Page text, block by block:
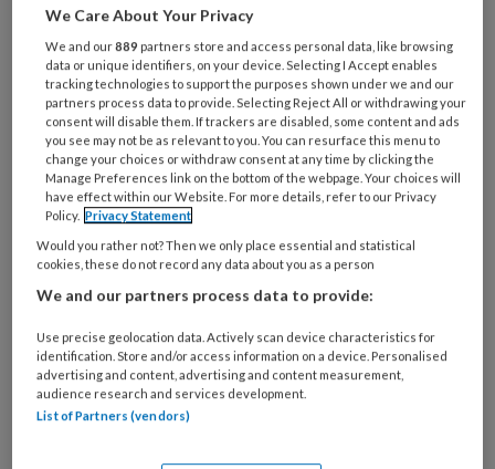
overgang een enorme impact kunnen
hebben op verzorgenden. Zó erg, dat
ze geen dagdiensten meer kunt
draaien of bijna flauwvallen bij het
douchen van een cliënt. ‘Werkgevers
moeten hier meer aandacht voor
hebben.’
We Care About Your Privacy
We and our889 partners store and access personal data, like browsing
data or unique identifiers, on your device. Selecting I Accept enables
tracking technologies to support the purposes shown under we and our
partners process data to provide. Selecting Reject All or withdrawing your
consent will disable them. If trackers are disabled, some content and ads
you see may not be as relevant to you. You can resurface this menu to
change your choices or withdraw consent at any time by clicking the
Manage Preferences link on the bottom of the webpage. Your choices will
have effect within our Website. For more details, refer to our Privacy
Policy. Privacy Statement
Would you rather not? Then we only place essential and statistical
cookies, these do not record any data about you as a person
We and our partners process data to provide:
Use precise geolocation data. Actively scan device characteristics for
identification. Store and/or access information on a device. Personalised
advertising and content, advertising and content measurement,
audience research and services development.
List of Partners (vendors)